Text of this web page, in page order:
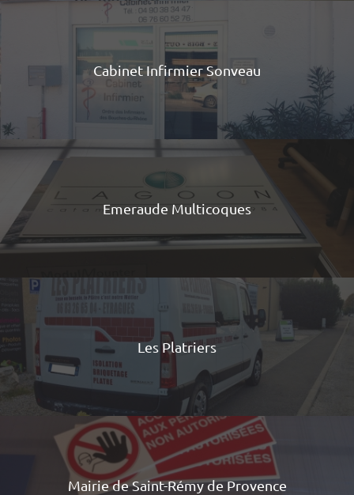
Cabinet Infirmier Sonveau
Emeraude Multicoques
Les Platriers
Mairie de Saint-Rémy de Provence